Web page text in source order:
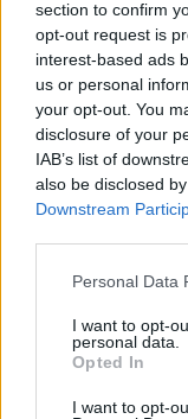
section to confirm
opt-out request is
interest-based ads
us or personal
your opt-out. You
disclosure of your
IAB’s list of
also be disclosed
Downstream
Please note that
not limited to your
grant or deny
use your data for
consent section.
Personal Data
I want to opt-
personal data.
Opted In
I want to opt-
assunzioni e
5 Euro 2032 a
chiede risorse
Il portale del lavoro
stipendi, guide
scrivere un CV e